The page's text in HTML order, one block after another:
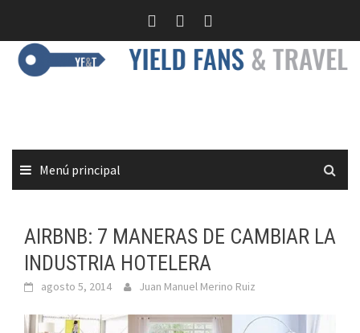
contenido
Menú principal
AIRBNB: 7 MANERAS DE CAMBIAR LA
INDUSTRIA HOTELERA
agosto 5, 2014 Juan Manuel Merino Ruiz